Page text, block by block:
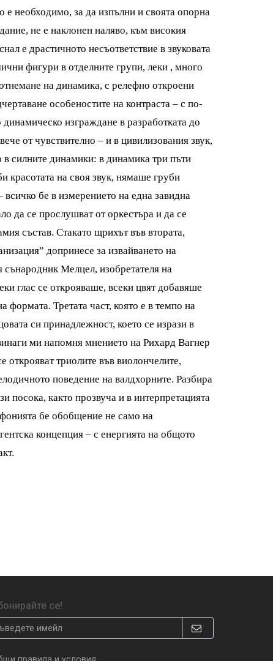
е необходимо, за да изпълни и своята опорна
не е наклонен наляво, към високия
е драстичното несъответствие в звуковата
фигури в отделните групи, леки , много
на динамика, с релефно откроени
особеностите на контраста – с по-
изграждане в разработката до
от чувствително – и в цивилизования звук,
силните динамики: в динамика три пъти
красотата на своя звук, нямаше груби
бе в измерението на една завидна
да се прослушват от оркестъра и да се
състав. Стакато щрихът във втората,
допринесе за извайването на
сънародник Мелцел, изобретателя на
глас се открояваше, всеки цвят добавяше
формата. Третата част, която е в темпо на
си принадлежност, което се изрази в
ми напомня мнението на Рихард Вагнер
открояват триолите във виолончелите,
поведение на валдхорните. Разбира
посока, както прозвуча и в интерпретацията
бе обобщение не само на
концепция – с енергията на общото
се!